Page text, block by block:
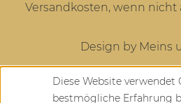
Versandkosten, wenn nicht
Design by Meins
Diese Website verwendet
bestmögliche Erfahrung